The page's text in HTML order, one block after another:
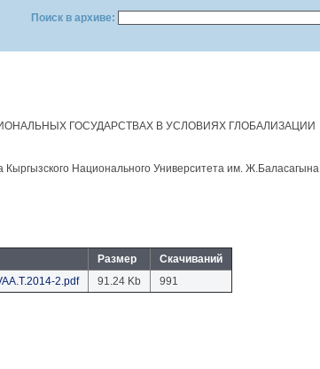
Поиск в архиве:
ГОСУДАРСТВАХ В УСЛОВИЯХ ГЛОБАЛИЗАЦИИ
Кыргызского Национального Университета им. Ж.Баласагына
Размер
Скачиваний
2.pdf
91.24 Kb 991